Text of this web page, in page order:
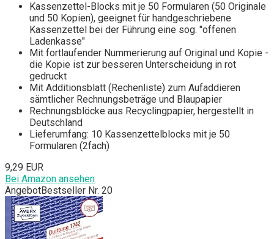
Kassenzettel-Blocks mit je 50 Formularen (50 Originale
und 50 Kopien), geeignet für handgeschriebene
Kassenzettel bei der Führung eine sog. "offenen
Ladenkasse"
Mit fortlaufender Nummerierung auf Original und Kopie -
die Kopie ist zur besseren Unterscheidung in rot
gedruckt
Mit Additionsblatt (Rechenliste) zum Aufaddieren
sämtlicher Rechnungsbeträge und Blaupapier
Rechnungsblöcke aus Recyclingpapier, hergestellt in
Deutschland
Lieferumfang: 10 Kassenzettelblocks mit je 50
Formularen (2fach)
9,29 EUR
Bei Amazon ansehen
AngebotBestseller Nr. 20